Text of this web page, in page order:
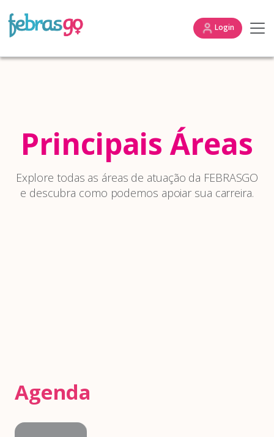
Login
Principais Áreas
Explore todas as áreas de atuação da FEBRASGO
e descubra como podemos apoiar sua carreira.
Agenda